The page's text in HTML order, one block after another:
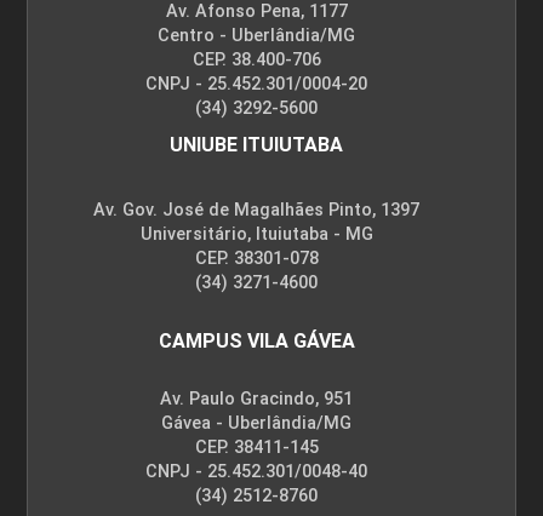
Av. Afonso Pena, 1177
Centro - Uberlândia/MG
CEP. 38.400-706
CNPJ - 25.452.301/0004-20
(34) 3292-5600
UNIUBE ITUIUTABA
Av. Gov. José de Magalhães Pinto, 1397
Universitário, Ituiutaba - MG
CEP. 38301-078
(34) 3271-4600
CAMPUS VILA GÁVEA
Av. Paulo Gracindo, 951
Gávea - Uberlândia/MG
CEP. 38411-145
CNPJ - 25.452.301/0048-40
(34) 2512-8760